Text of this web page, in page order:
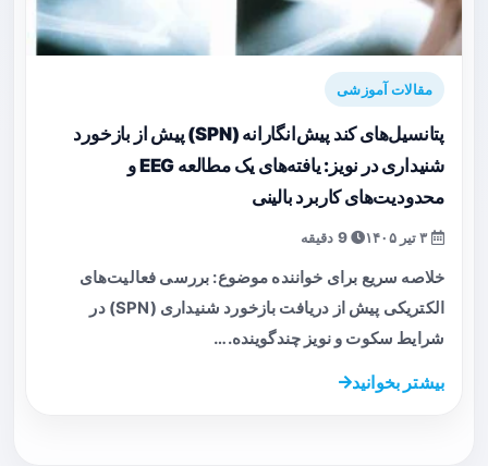
مقالات آموزشی
پتانسیل‌های کند پیش‌انگارانه (SPN) پیش از بازخورد
شنیداری در نویز: یافته‌های یک مطالعه EEG و
محدودیت‌های کاربرد بالینی
9 دقیقه
خلاصه سریع برای خواننده موضوع: بررسی فعالیت‌های
الکتریکی پیش از دریافت بازخورد شنیداری (SPN) در
شرایط سکوت و نویز چندگوینده.…
بیشتر بخوانید